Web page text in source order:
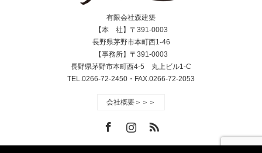
有限会社森建築
【本 社】〒391-0003
長野県茅野市本町西1-46
【事務所】〒391-0003
長野県茅野市本町西4-5 丸上ビル1-C
TEL.0266-72-2450・FAX.0266-72-2053
会社概要＞＞＞